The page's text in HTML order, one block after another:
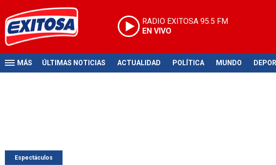
RADIO EXITOSA 95.5 FM
EN VIVO
MÁS ÚLTIMAS NOTICIAS ACTUALIDAD POLÍTICA MUNDO
Espectáculos